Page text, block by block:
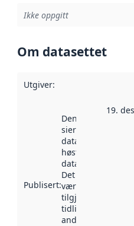
Ikke oppgitt
Om datasettet
Utgiver:
Publisert:
Denne datoen
sier når
datasettet ble
høstet av
data.norge.no.
Det kan ha
vært
tilgjengelig
tidligere
andre steder.
19.